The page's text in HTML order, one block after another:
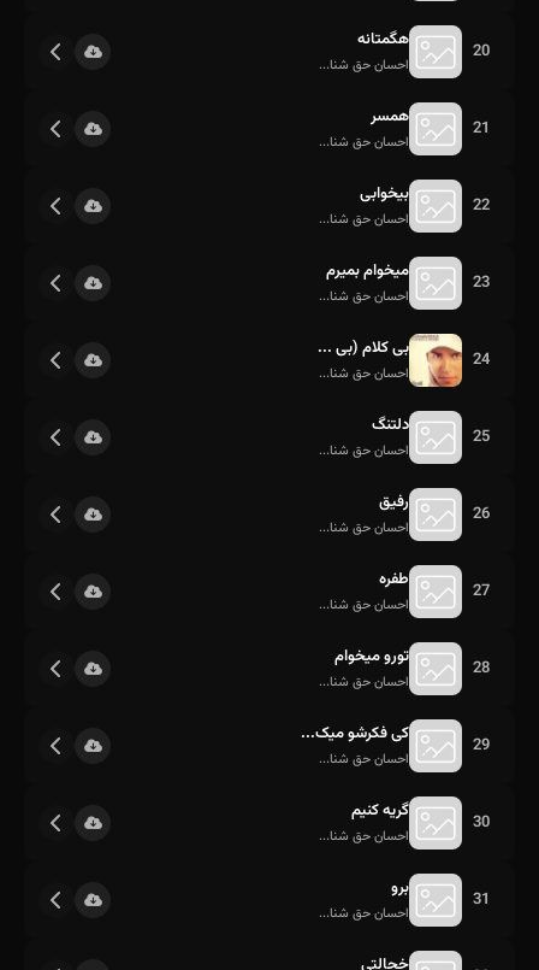
20 هگمتانه
احسان حق شنا...
21 همسر
احسان حق شنا...
22 بیخوابی
احسان حق شنا...
23 میخوام بمیرم
احسان حق شنا...
24 بی کلام (بی ...
احسان حق شنا...
25 دلتنگ
احسان حق شنا...
26 رفیق
احسان حق شنا...
27 طفره
احسان حق شنا...
28 تورو میخوام
احسان حق شنا...
29 کی فکرشو میک...
احسان حق شنا...
30 گریه کنیم
احسان حق شنا...
31 برو
احسان حق شنا...
خجالتی